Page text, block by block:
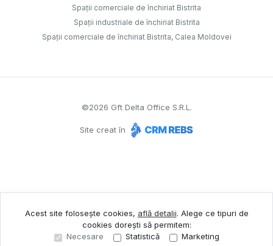
Spații comerciale de închiriat Bistrita
Spații industriale de închiriat Bistrita
Spații comerciale de închiriat Bistrita, Calea Moldovei
©2026 Gft Delta Office S.R.L.
Site creat în
Acest site folosește cookies, află detalii. Alege ce tipuri de
cookies dorești să permitem:
Necesare
Statistică Marketing